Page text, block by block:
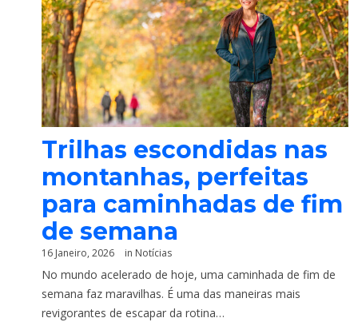
Trilhas escondidas nas
montanhas, perfeitas
para caminhadas de fim
de semana
16 Janeiro, 2026 in Notícias
No mundo acelerado de hoje, uma caminhada de fim de
semana faz maravilhas. É uma das maneiras mais
revigorantes de escapar da rotina…